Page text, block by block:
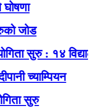
सुरु : १४ विद्यालयकाे